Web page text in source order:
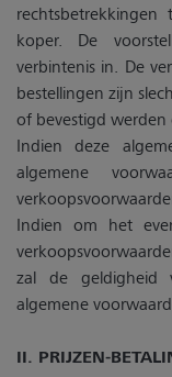
rechtsbetrekkingen
koper. De
verbintenis in. De
bestellingen zijn
of bevestigd werden
Indien deze
algemene
Indien om het
zal de geldigheid
algemene
II. PRIJZEN-